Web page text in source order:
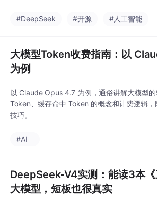
#DeepSeek #开源 #人工智能
大模型Token收费指南：以
为例
以 Claude Opus 4.7 为例，通俗讲解大模型
Token、缓存命中 Token 的概念和计费逻辑
技巧。
#AI
DeepSeek-V4实测：能读3本
大模型，短板也很真实